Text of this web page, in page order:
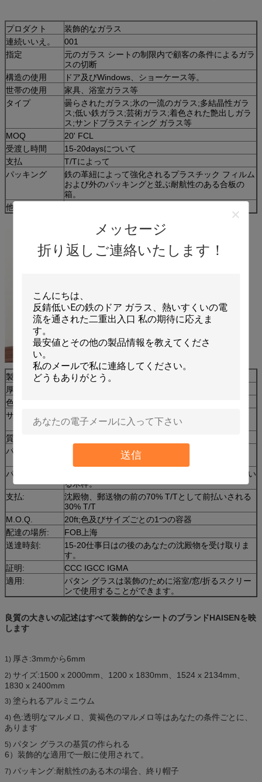
メッセージ
折り返しご連絡いたします！
送信
プロダクト
装飾的なガラス
連続いいえ。
001
指定
元のガラス シートの制限内で顧客の条件によるガラ
スの切断
構造の使用
ドア及びWindows、ショーケース等。
世帯の使用
家具、浴室ガラス等
タイプ
曇らされたガラス;氷の一流のガラス;多結晶性ガラ
ス;低い鉄ガラス;芸術ガラス;着色された艶出しガラ
ス;サンドブラスティング ガラス等
MOQ
20' FCL
受渡し時間
15-20daysについて
支払
T/Tによって
パッキング
鉄の革紐によって強化されるプラスチック フィルム
および外のパッキングと並ぶ耐航性のある合板の
箱。
他
製品名:
3mmの北極パタン グラス/計算されたガラス
厚さ
色:
サイズ:
1500*2000mm、1700*2000mm、1830*2440mm、
1830*2134mm
質等級
パターン
Mistlite、Nashiji、Karatachiのダイヤモンド、
Mayflowerの編まれる植物相
パッキング:
interlayedペーパーが、留まる金属ベルトが付いてい
る木枠。
支払:
沈殿物、郵送物の前の70% T/Tとして前払いされる
30% T/T
M.O.Q.
20ft;色及びサイズごとの1つの容器
配達の場所:
FOB上海
送達時刻:
15-20仕事日はの後のあなたの沈殿物を受け取りま
す。
証明:
CCC IGCC IGMA
適用:
パタン グラスは装飾のために浴室/窓/折るスクリー
ンで使用することができます。
良質の大きいの記述はすべて装飾的なシートのブランドHAISENを映
します
1) 厚さ:3mmから6mm
2) サイズ:1500 x 2000mm、1200 x 1830mm、1524 x 2134mm、
1830 x 2400mm
3) 塗られるアルミニウム
4) 色:透明なマルメロ、黄褐色のマルメロ等はあなたの条件ごとに、
あります
5) パタン グラスの基質の作られる
6）装飾的な適用で一般に使用されて。
7) パッキング:耐航性のある木の場合、終り帽子